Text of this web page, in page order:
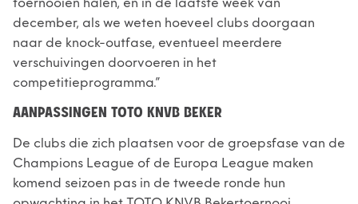
december, als we weten hoeveel clubs doorgaan
naar de knock-outfase, eventueel meerdere
verschuivingen doorvoeren in het
competitieprogramma.”
AANPASSINGEN TOTO KNVB BEKER
De clubs die zich plaatsen voor de groepsfase van de
Champions League of de Europa League maken
komend seizoen pas in de tweede ronde hun